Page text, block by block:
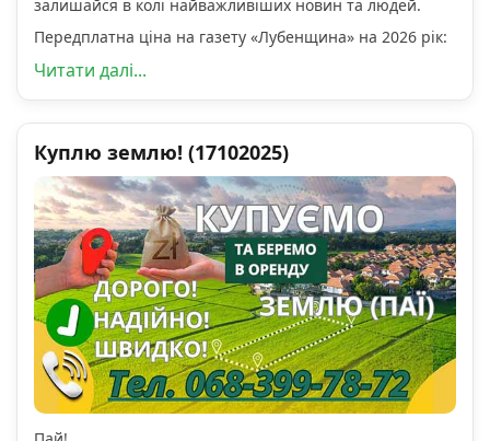
залишайся в колі найважливіших новин та людей.
Передплатна ціна на газету «Лубенщина» на 2026 рік:
Читати далі...
Куплю землю! (17102025)